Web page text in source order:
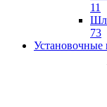
11
73
Установочные